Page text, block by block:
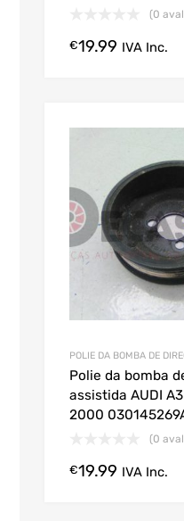
(0
€19.99 IVA Inc.
POLIE DA BOMBA DE
Polie da bomba
assistida AUDI A3
2000
(0
€19.99 IVA Inc.